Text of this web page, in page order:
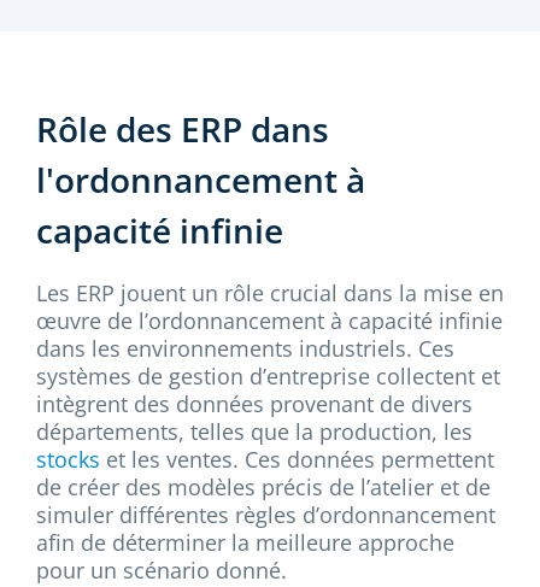
Rôle des ERP dans
l'ordonnancement à
capacité infinie
Les ERP jouent un rôle crucial dans la mise en
œuvre de l’ordonnancement à capacité infinie
dans les environnements industriels. Ces
systèmes de gestion d’entreprise collectent et
intègrent des données provenant de divers
départements, telles que la production, les
stocks et les ventes. Ces données permettent
de créer des modèles précis de l’atelier et de
simuler différentes règles d’ordonnancement
afin de déterminer la meilleure approche
pour un scénario donné.